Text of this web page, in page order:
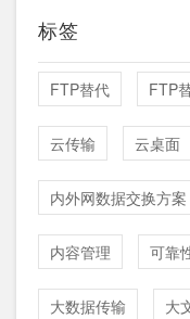
标签
FTP替代 FTP
云传输 云桌面
内外网数据交换方案
内容管理 可靠
大数据传输 大